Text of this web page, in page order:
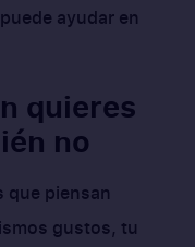
ayudar en
quieres
no
que piensan
gustos, tu